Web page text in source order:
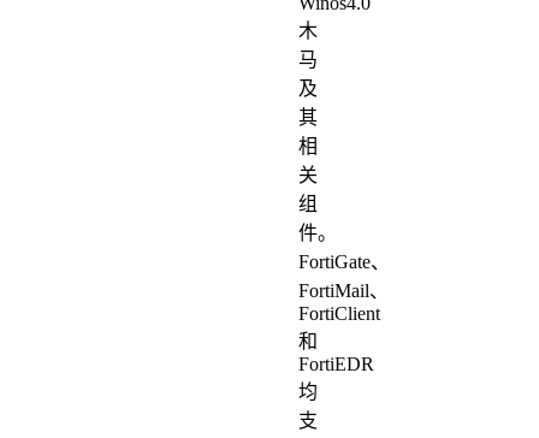
木
马
及
其
相
关
组
件。
FortiGate、
FortiMail、
FortiClient
和
FortiEDR
均
支